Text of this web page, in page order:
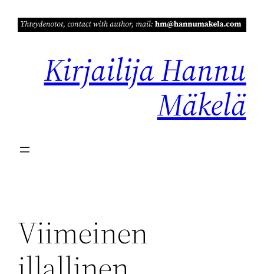
sisältöön
Kirjailija Hannu
Mäkelä
Viimeinen